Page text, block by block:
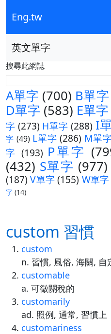
Eng.tw
英文單字
搜尋此網誌
A單字 (700) B單字
D單字 (583) E單字
字 (273) H單字 (288) I
字 (49) L單字 (286) M單
字 (193) P單字
(432) S單字 (977)
(187) V單字(155) W單字
字 (14)
custom 習慣
custom
n. 習慣, 風俗, 海關, 自
customable
a. 可徵關稅的
customarily
ad. 照例, 通常, 習慣上
customariness